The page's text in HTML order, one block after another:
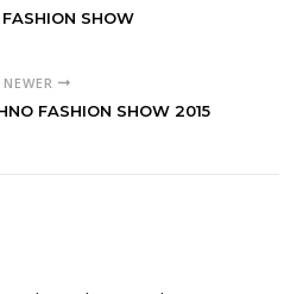
SHOW
NEWER
FASHION SHOW 2015